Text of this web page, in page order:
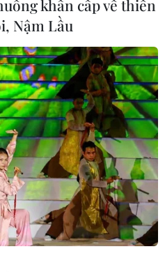
MỤC
kiếm 3
tại bán
tỉnh lộ
khẩn cấp về thiên
Nậm Lầu